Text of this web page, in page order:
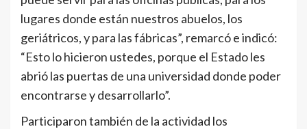
lugares donde están nuestros abuelos, los
geriátricos, y para las fábricas”, remarcó e indicó:
“Esto lo hicieron ustedes, porque el Estado les
abrió las puertas de una universidad donde poder
encontrarse y desarrollarlo”.
Participaron también de la actividad los